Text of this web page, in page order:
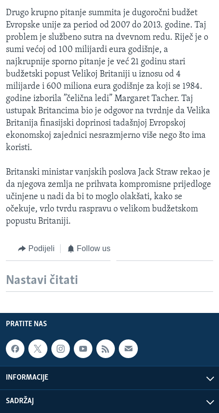
Drugo krupno pitanje summita je dugoročni budžet
Evropske unije za period od 2007 do 2013. godine. Taj
problem je službeno sutra na dvevnom redu. Riječ je o
sumi većoj od 100 milijardi eura godišnje, a
najkrupnije sporno pitanje je već 21 godinu stari
budžetski popust Velikoj Britaniji u iznosu od 4
milijarde i 600 miliona eura godišnje za koji se 1984.
godine izborila ”čelična ledi” Margaret Tacher. Taj
ustupak Britancima bio je odgovor na tvrdnje da Velika
Britanija finasijski doprinosi tadašnjoj Evropskoj
ekonomskoj zajednici nesrazmjerno više nego što ima
koristi.
Britanski ministar vanjskih poslova Jack Straw rekao je
da njegova zemlja ne prihvata kompromisne prijedloge
učinjene u nadi da bi to moglo olakšati, kako se
očekuje, vrlo tvrdu raspravu o velikom budžetskom
popustu Britaniji.
Podijeli Follow us
Nastavi čitati
PRATITE NAS
INFORMACIJE
SADRŽAJ